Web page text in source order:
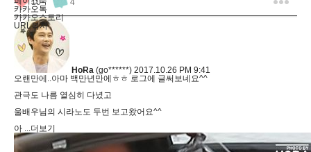
카카오톡
카카오스토리
URL복사
HoRa (go******) 2017.10.26 PM 9:41
오랜만에..아마 백만년만에ㅎㅎ 로그에 글써보네요^^
관극도 나름 열심히 다녔고
울배우님의 시라노도 두번 보고왔어요^^
아
...더보기